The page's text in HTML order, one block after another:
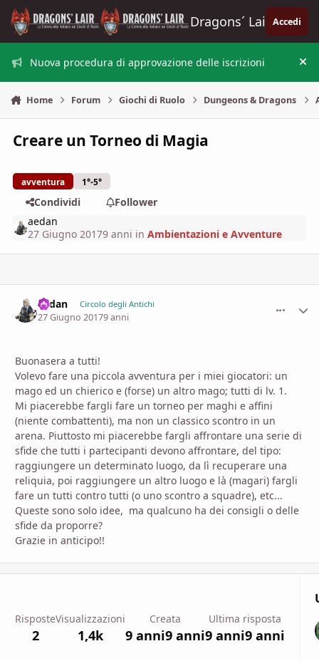
Vai al contenuto
Dragons´ Lair Accedi
Nuova procedura di approvazione delle iscrizioni
Home Forum Giochi di Ruolo Dungeons & Dragons
Creare un Torneo di Magia
avventura 1°-5°
Condividi
Follower
aedan
27 Giugno 20179 anni inAmbientazioni e Avventure
aedan Circolo degli Antichi
27 Giugno 20179 anni
Buonasera a tutti!
Volevo fare una piccola avventura per i miei giocatori: un
mago ed un chierico e (forse) un altro mago; tutti di lv. 1.
Mi piacerebbe fargli fare un torneo per maghi e affini
(niente combattenti), ma non un classico scontro in un
arena. Piuttosto mi piacerebbe fargli affrontare una serie di
sfide che tutti i partecipanti devono affrontare, del tipo:
raggiungere un determinato luogo, da lì recuperare una
reliquia, poi raggiungere un altro luogo e là (magari) fargli
fare un tutti contro tutti (o uno scontro a squadre), etc...
Queste sono solo idee, ma qualcuno ha dei consigli o delle
sfide da proporre?
Grazie in anticipo!!
Risposte
2
Visualizzazioni
1,4k
Creata
9 anni9 anni
Ultima risposta
9 anni9 anni